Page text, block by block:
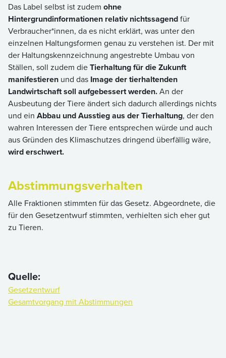
Das Label selbst ist zudem ohne
Hintergrundinformationen relativ nichtssagendfür
Verbraucher*innen, da es nicht erklärt, was unter den
einzelnen Haltungsformen genau zu verstehen ist. Der mit
der Haltungskennzeichnung angestrebte Umbau von
Ställen, soll zudem dieTierhaltung für die Zukunft
manifestieren und das Image der tierhaltenden
Landwirtschaft soll aufgebessert werden.An der
Ausbeutung der Tiere ändert sich dadurch allerdings nichts
und ein Abbau und Ausstieg aus der Tierhaltung, der den
wahren Interessen der Tiere entsprechen würde und auch
aus Gründen des Klimaschutzes dringend überfällig wäre,
wird erschwert.
Abstimmungsverhalten
Alle Fraktionen stimmten für das Gesetz. Abgeordnete, die
für den Gesetzentwurf stimmten, verhielten sich eher gut
zu Tieren.
Quelle:
Gesetzentwurf
Gesamtvorgang mit Abstimmungen